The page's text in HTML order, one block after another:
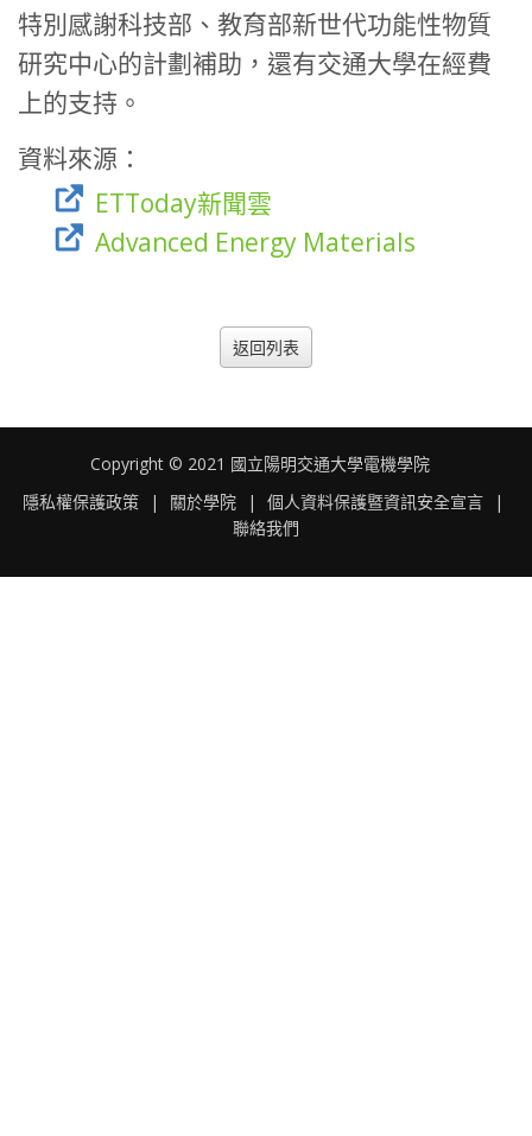
特別感謝科技部、教育部新世代功能性物質
研究中心的計劃補助，還有交通大學在經費
上的支持。
資料來源：
ETToday新聞雲
Advanced Energy Materials
返回列表
Copyright © 2021 國立陽明交通大學電機學院
隱私權保護政策
| 關於學院 | 個人資料保護暨資訊安全宣言
|
聯絡我們